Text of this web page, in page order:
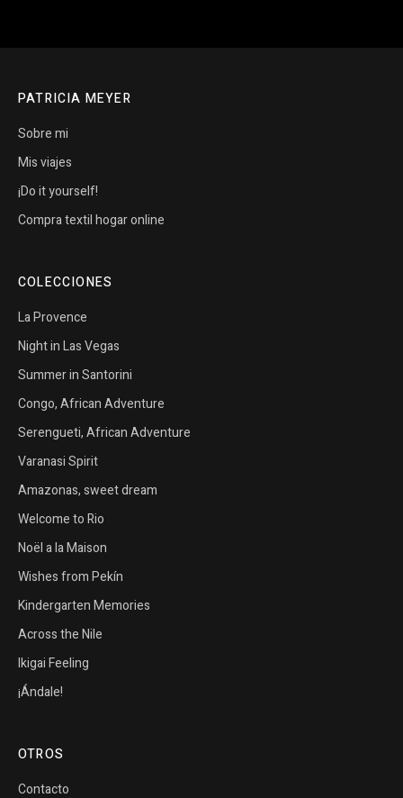
PATRICIA MEYER
Sobre mi
Mis viajes
¡Do it yourself!
Compra textil hogar online
COLECCIONES
La Provence
Night in Las Vegas
Summer in Santorini
Congo, African Adventure
Serengueti, African Adventure
Varanasi Spirit
Amazonas, sweet dream
Welcome to Rio
Noël a la Maison
Wishes from Pekín
Kindergarten Memories
Across the Nile
Ikigai Feeling
¡Ándale!
OTROS
Contacto